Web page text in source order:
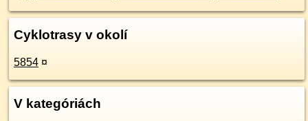
Cyklotrasy v okolí
5854 ¤
V kategóriách